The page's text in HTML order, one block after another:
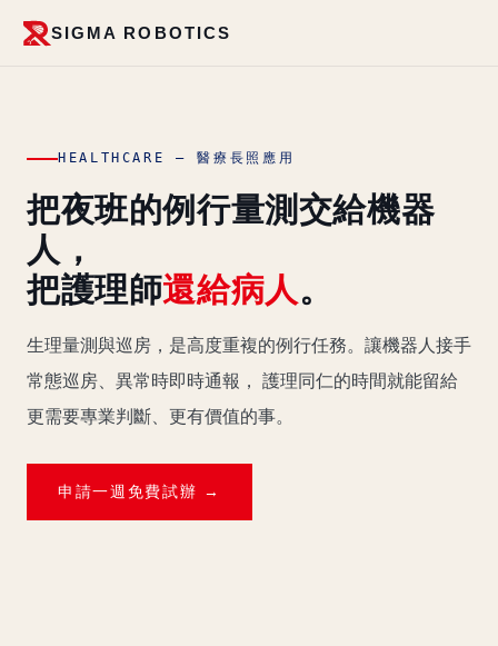
SIGMA ROBOTICS
HEALTHCARE — 醫療長照應用
把夜班的例行量測交給機器
人，
把護理師還給病人 。
生理量測與巡房，是高度重複的例行任務。讓機器人接手
常態巡房、異常時即時通報， 護理同仁的時間就能留給
更需要專業判斷、更有價值的事。
申請一週免費試辦 →